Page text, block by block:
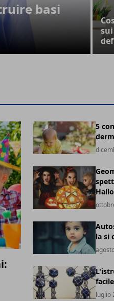
basi
5
la si
luglio